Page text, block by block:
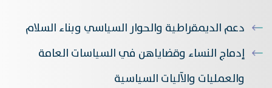
دعم الديمقراطية والحوار السياسي وبناء السلام
إدماج النساء وقضاياهن في السياسات العامة
والعمليات والآليات السياسية